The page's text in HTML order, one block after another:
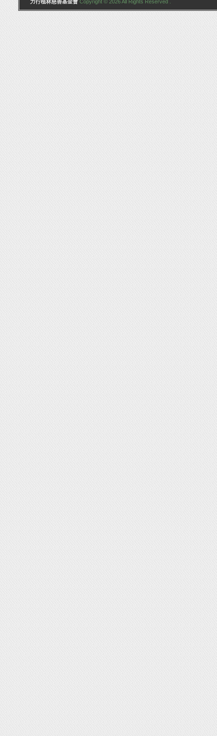
力行植林慈善基金會 Copyright © 2026 All Rights Reserved .